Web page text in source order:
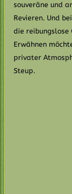
souveräne und
Revieren. Und
die reibungslose
Erwähnen
privater
Steup.